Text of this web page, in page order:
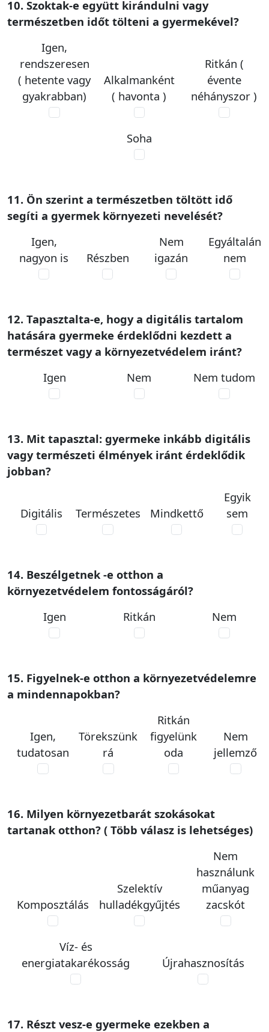
10. Szoktak-e együtt kirándulni vagy
természetben időt tölteni a gyermekével?
Igen,
rendszeresen
( hetente vagy
gyakrabban)
Alkalmanként
( havonta )
Ritkán (
évente
néhányszor )
Soha
11. Ön szerint a természetben töltött idő
segíti a gyermek környezeti nevelését?
Igen,
nagyon is
Részben
Nem
igazán
Egyáltalán
nem
12. Tapasztalta-e, hogy a digitális tartalom
hatására gyermeke érdeklődni kezdett a
természet vagy a környezetvédelem iránt?
Igen
Nem Nem tudom
13. Mit tapasztal: gyermeke inkább digitális
vagy természeti élmények iránt érdeklődik
jobban?
Digitális Természetes Mindkettő
Egyik
sem
14. Beszélgetnek -e otthon a
környezetvédelem fontosságáról?
Igen
Ritkán Nem
15. Figyelnek-e otthon a környezetvédelemre
a mindennapokban?
Igen,
tudatosan
Törekszünk
rá
Ritkán
figyelünk
oda
Nem
jellemző
16. Milyen környezetbarát szokásokat
tartanak otthon? ( Több válasz is lehetséges)
Komposztálás
Szelektív
hulladékgyűjtés
Nem
használunk
műanyag
zacskót
Víz- és
energiatakarékosság
Újrahasznosítás
17. Részt vesz-e gyermeke ezekben a